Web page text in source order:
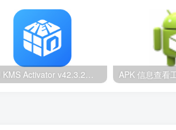
HEU KMS Activator v42.3.2：Windows/Office智能激活工具